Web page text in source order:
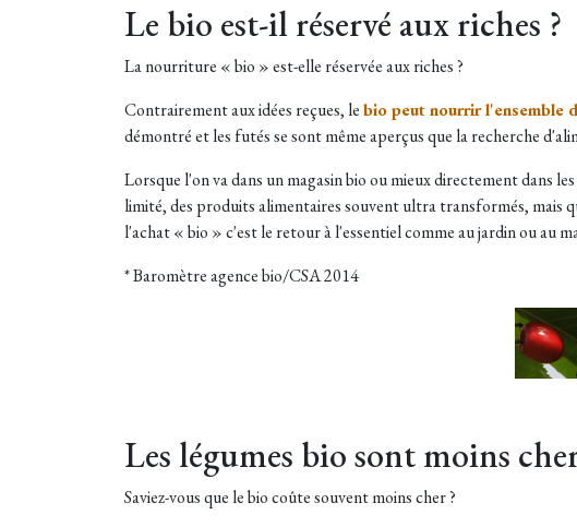
Le bio est-il réservé aux riches ?
La nourriture « bio » est-elle réservée aux riches ?
Contrairement aux idées reçues, lebio peut nourrir l'ensemble
démontré et les futés se sont même aperçus que la recherche
Lorsque l'on va dans un magasin bio ou mieux directement dans
limité, des produits alimentaires souvent ultra transformés, mais
l'achat « bio » c'est le retour à l'essentiel comme au jardin ou au
* Baromètre agence bio/CSA 2014
Les légumes bio sont moins
Saviez-vous que le bio coûte souvent moins cher ?